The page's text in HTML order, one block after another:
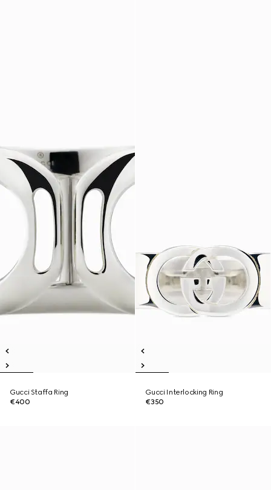
Gucci Staffa Ring
€400
Gucci Interlocking Ring
€350